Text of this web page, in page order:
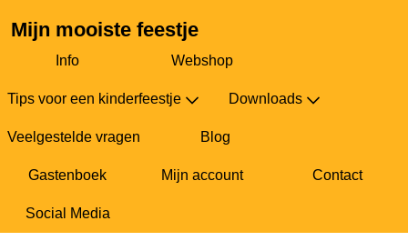
Mijn mooiste feestje
Info Webshop
Tips voor een kinderfeestje Downloads
Veelgestelde vragen Blog
Gastenboek Mijn account Contact
Social Media